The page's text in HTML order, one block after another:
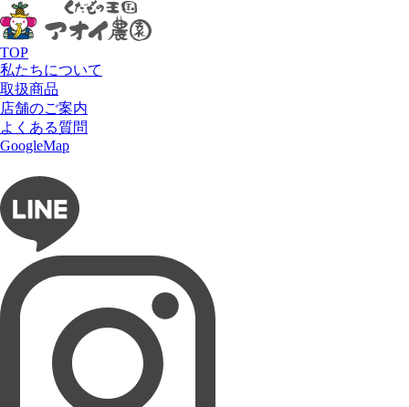
TOP
私たちについて
取扱商品
フルーツショップ アオイ農園
タルト専門店 Lumière du ciel
ネットショップ 愛の果実
店舗のご案内
よくある質問
GoogleMap
HOME 商品 柑橘
全ての商品
いちご
さくらんぼ
すいか
その他果物
ぶどう
りんご
メロン
柑橘
柿
桃
販売中のフルーツ
せとか
デコポン味一みかん
有田姫みかん
柑橘食べ比べ水晶文旦
紅まどんな